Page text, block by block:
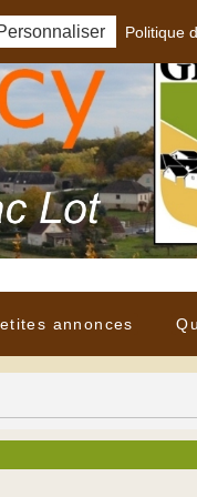
annonces
Politique